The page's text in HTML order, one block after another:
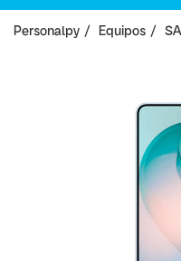
Personalpy Equipos